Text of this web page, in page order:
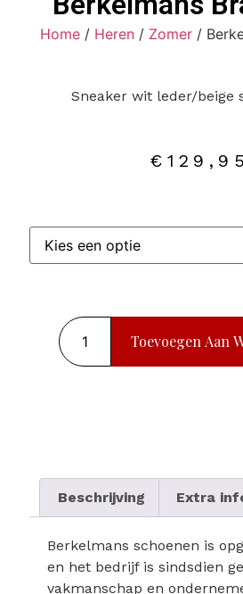
Home / Heren / Zomer /
Sneaker wit leder/beige
€ 129,95
Toevoegen Aan
Beschrijving Extra
Berkelmans schoenen is
en het bedrijf is sindsdien
vakmanschap en